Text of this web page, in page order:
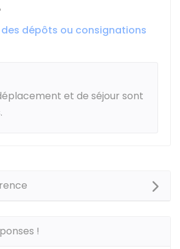
dépôts ou consignations
et de séjour sont
!